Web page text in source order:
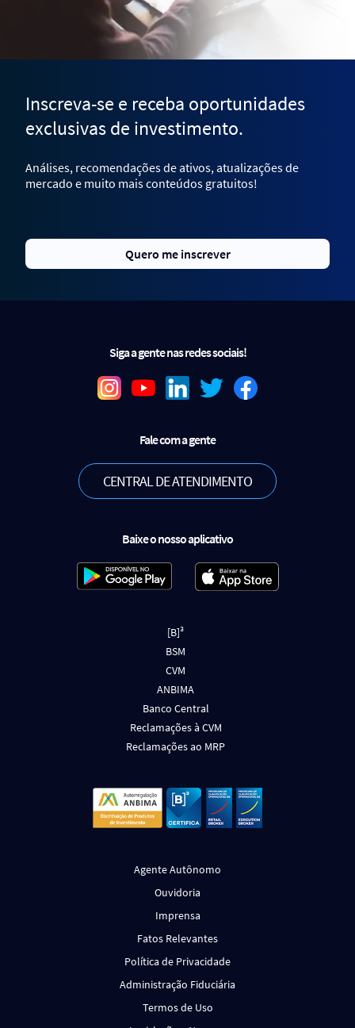
Inscreva-se e receba oportunidades
exclusivas de investimento.
Análises, recomendações de ativos, atualizações de
mercado e muito mais conteúdos gratuitos!
Quero me inscrever
Siga a gente nas redes sociais!
Fale com a gente
CENTRAL DE ATENDIMENTO
Baixe o nosso aplicativo
[B]³
BSM
CVM
ANBIMA
Banco Central
Reclamações à CVM
Reclamações ao MRP
Agente Autônomo
Ouvidoria
Imprensa
Fatos Relevantes
Política de Privacidade
Administração Fiduciária
Termos de Uso